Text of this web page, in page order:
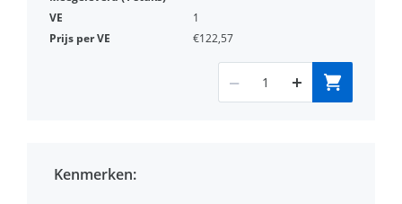
1
€122,57
Kenmerken: